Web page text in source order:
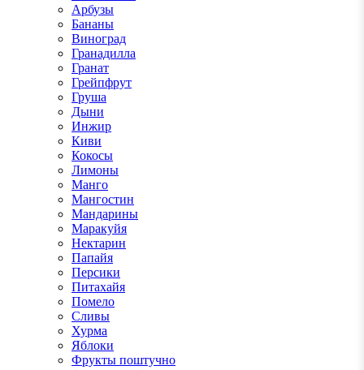
Арбузы
Бананы
Виноград
Гранадилла
Гранат
Грейпфрут
Груша
Дыни
Инжир
Киви
Кокосы
Лимоны
Манго
Мангостин
Мандарины
Маракуйя
Нектарин
Папайя
Персики
Питахайя
Помело
Сливы
Хурма
Яблоки
Фрукты поштучно